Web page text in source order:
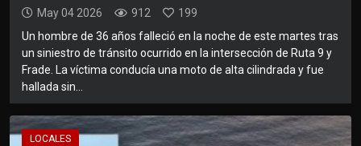
May 04 2026 912
199
Un hombre de 36 años falleció en la noche de este martes tras
un siniestro de tránsito ocurrido en la intersección de Ruta 9 y
Frade. La víctima conducía una moto de alta cilindrada y fue
hallada sin...
LOCALES